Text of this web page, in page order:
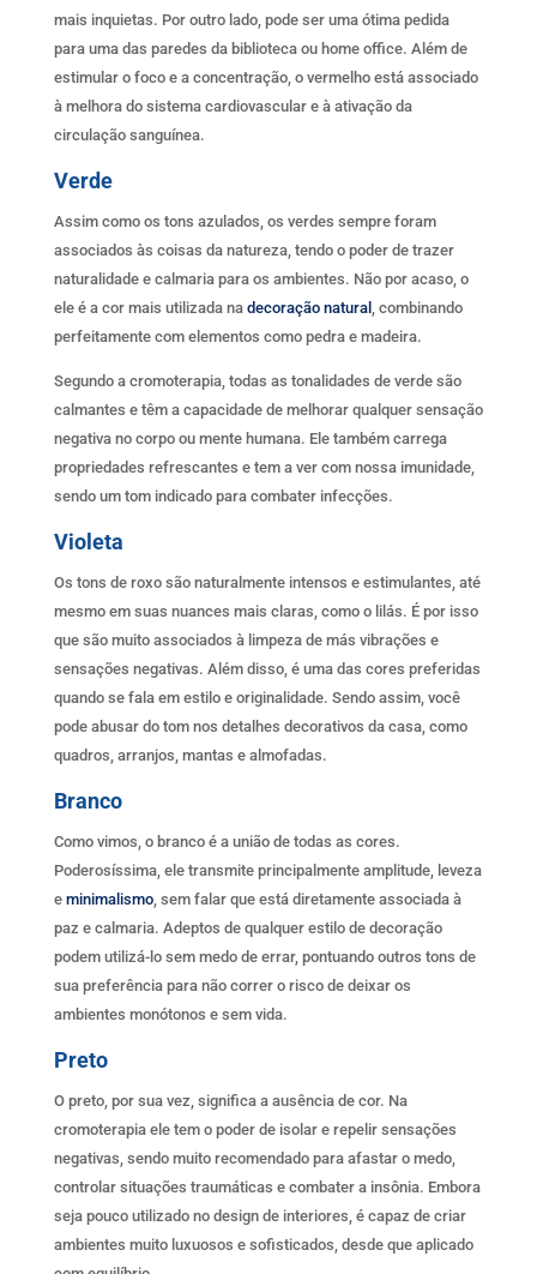
mais inquietas. Por outro lado, pode ser uma ótima pedida
para uma das paredes da biblioteca ou home office. Além de
estimular o foco e a concentração, o vermelho está associado
à melhora do sistema cardiovascular e à ativação da
circulação sanguínea.
Verde
Assim como os tons azulados, os verdes sempre foram
associados às coisas da natureza, tendo o poder de trazer
naturalidade e calmaria para os ambientes. Não por acaso, o
ele é a cor mais utilizada na decoração natural, combinando
perfeitamente com elementos como pedra e madeira.
Segundo a cromoterapia, todas as tonalidades de verde são
calmantes e têm a capacidade de melhorar qualquer sensação
negativa no corpo ou mente humana. Ele também carrega
propriedades refrescantes e tem a ver com nossa imunidade,
sendo um tom indicado para combater infecções.
Violeta
Os tons de roxo são naturalmente intensos e estimulantes, até
mesmo em suas nuances mais claras, como o lilás. É por isso
que são muito associados à limpeza de más vibrações e
sensações negativas. Além disso, é uma das cores preferidas
quando se fala em estilo e originalidade. Sendo assim, você
pode abusar do tom nos detalhes decorativos da casa, como
quadros, arranjos, mantas e almofadas.
Branco
Como vimos, o branco é a união de todas as cores.
Poderosíssima, ele transmite principalmente amplitude, leveza
e minimalismo, sem falar que está diretamente associada à
paz e calmaria. Adeptos de qualquer estilo de decoração
podem utilizá-lo sem medo de errar, pontuando outros tons de
sua preferência para não correr o risco de deixar os
ambientes monótonos e sem vida.
Preto
O preto, por sua vez, significa a ausência de cor. Na
cromoterapia ele tem o poder de isolar e repelir sensações
negativas, sendo muito recomendado para afastar o medo,
controlar situações traumáticas e combater a insônia. Embora
seja pouco utilizado no design de interiores, é capaz de criar
ambientes muito luxuosos e sofisticados, desde que aplicado